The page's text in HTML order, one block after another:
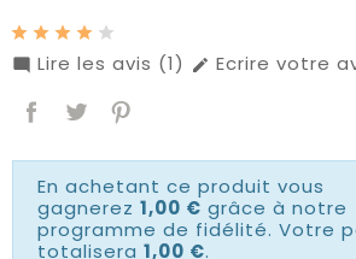
 Lire les avis (1)  Ecrire votre
En achetant ce produit vous
gagnerez 1,00 € grâce à notre
programme de fidélité. Votre
totalisera 1,00 €.